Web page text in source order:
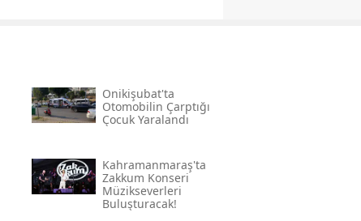
Onikişubat'ta
Otomobilin Çarptığı
Çocuk Yaralandı
Kahramanmaraş'ta
Zakkum Konseri
Müzikseverleri
Buluşturacak!